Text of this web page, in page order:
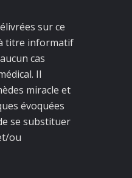
sur ce
titre informatif
cas
Il
miracle et
évoquées
se substituer
ou